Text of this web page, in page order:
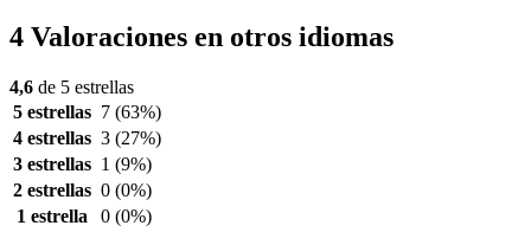
4 Valoraciones en otros idiomas
4,6 de 5 estrellas
5 estrellas 7 (63%)
4 estrellas 3 (27%)
3 estrellas 1 (9%)
2 estrellas 0 (0%)
1 estrella
0 (0%)